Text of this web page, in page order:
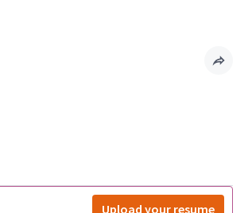
Upload your resume